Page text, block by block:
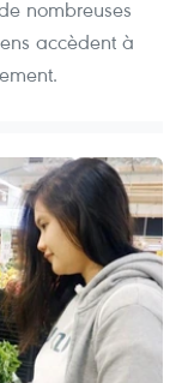
nombreuses
accèdent à